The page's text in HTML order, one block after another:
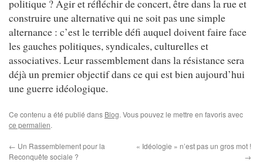
politique ? Agir et réfléchir de concert, être dans la rue et
construire une alternative qui ne soit pas une simple
alternance : c’est le terrible défi auquel doivent faire face
les gauches politiques, syndicales, culturelles et
associatives. Leur rassemblement dans la résistance sera
déjà un premier objectif dans ce qui est bien aujourd’hui
une guerre idéologique.
Ce contenu a été publié dans Blog. Vous pouvez le mettre en favoris avec
ce permalien.
← Un Rassemblement pour la
Reconquête sociale ?
« Idéologie » n’est pas un gros mot !
→